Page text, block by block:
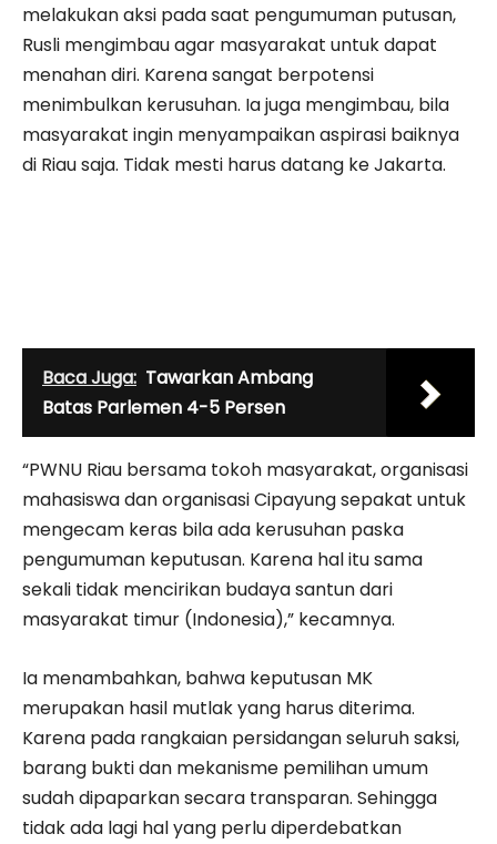
melakukan aksi pada saat pengumuman putusan,
Rusli mengimbau agar masyarakat untuk dapat
menahan diri. Karena sangat berpotensi
menimbulkan kerusuhan. Ia juga mengimbau, bila
masyarakat ingin menyampaikan aspirasi baiknya
di Riau saja. Tidak mesti harus datang ke Jakarta.
Baca Juga: Tawarkan Ambang
Batas Parlemen 4-5 Persen
“PWNU Riau bersama tokoh masyarakat, organisasi
mahasiswa dan organisasi Cipayung sepakat untuk
mengecam keras bila ada kerusuhan paska
pengumuman keputusan. Karena hal itu sama
sekali tidak mencirikan budaya santun dari
masyarakat timur (Indonesia),” kecamnya.
Ia menambahkan, bahwa keputusan MK
merupakan hasil mutlak yang harus diterima.
Karena pada rangkaian persidangan seluruh saksi,
barang bukti dan mekanisme pemilihan umum
sudah dipaparkan secara transparan. Sehingga
tidak ada lagi hal yang perlu diperdebatkan